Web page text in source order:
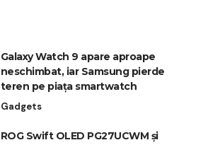
Galaxy Watch 9 apare aproape
neschimbat, iar Samsung pierde
teren pe piața smartwatch
Gadgets
ROG Swift OLED PG27UCWM și